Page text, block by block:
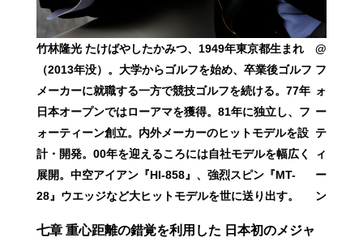
竹林隆光 たけばやしたかみつ、1949年東京都生まれ
（2013年没）。大学からゴルフを始め、卒業後ゴルフ
メーカーに就職する一方で競技ゴルフを続ける。77年
日本オープンではローアマを獲得。81年に独立し、フ
ォーティーン創立。内外メーカーのヒットモデルを設
計・開発。00年を迎えるころには自社モデルを幅広く
展開。中空アイアン『HI-858』、強烈スピン『MT-
28』ウエッジなど大ヒットモデルを世に送り出す。
@
フ
ォ
ー
テ
ィ
ー
ン
七章 重心距離の錯覚を利用した 日本初のメジャ